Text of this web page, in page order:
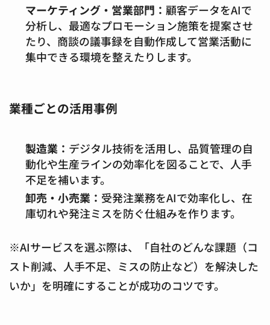
マーケティング・営業部門： 顧客データをAIで
分析し、最適なプロモーション施策を提案させ
たり、商談の議事録を自動作成して営業活動に
集中できる環境を整えたりします。
業種ごとの活用事例
製造業： デジタル技術を活用し、品質管理の自
動化や生産ラインの効率化を図ることで、人手
不足を補います。
卸売・小売業： 受発注業務をAIで効率化し、在
庫切れや発注ミスを防ぐ仕組みを作ります。
※AIサービスを選ぶ際は、「自社のどんな課題（コ
スト削減、人手不足、ミスの防止など）を解決した
いか」を明確にすることが成功のコツです。